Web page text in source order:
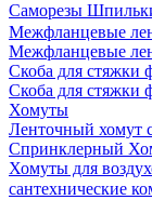
Саморезы
Межфланцевые
Межфланцевые
Скоба для стяжки
Скоба для стяжки
Хомуты
Ленточный хомут
Спринклерный
Хомуты для
сантехнические